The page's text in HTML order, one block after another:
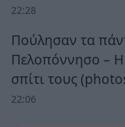
22:28
Πούλησαν τα
Πελοπόννησο – Η
σπίτι τους
22:06